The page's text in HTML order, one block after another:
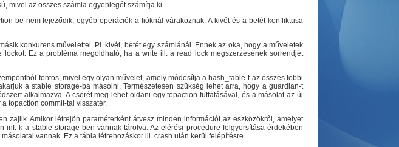
mivel az összes számla egyenlegét számítja ki.
be nem fejeződik, egyéb operációk a fióknál várakoznak. A kivét és a betét konfliktusa
konkurens művelettel. Pl. kivét, betét egy számlánál. Ennek az oka, hogy a műveletek
Ez a probléma megoldható, ha a write ill. a read lock megszerzésének sorrendjét
fontos, mivel egy olyan művelet, amely módosítja a hash_table-t az összes többi
a stable storage-ba másolni. Természetesen szükség lehet arra, hogy a guardian-t
alkalmazva. A cserét meg lehet oldani egy topaction futtatásával, és a másolat az új
topaction commit-tal visszatér.
zajlik. Amikor létrejön paraméterként átvesz minden információt az eszközökről, amelyet
k a stable storage-ben vannak tárolva. Az elérési procedure felgyorsítása érdekében
vannak. Ez a tábla létrehozáskor ill. crash után kerül felépítésre.